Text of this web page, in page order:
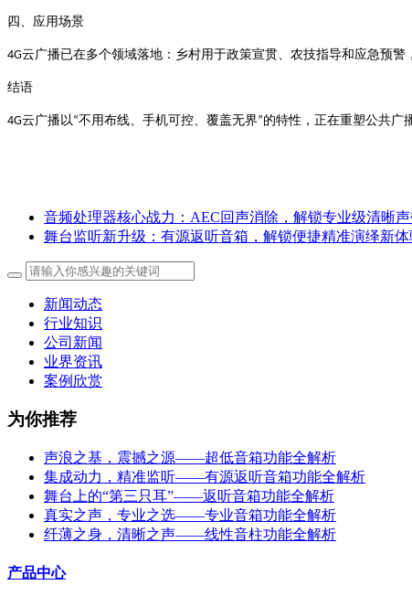
四、应用场景
4G云广播已在多个领域落地：乡村用于政策宣贯、农技指导和应急预警
结语
4G云广播以 “不用布线、手机可控、覆盖无界”的特性，正在重塑公共广
音频处理器核心战力：AEC回声消除，解锁专业级清晰
舞台监听新升级：有源返听音箱，解锁便捷精准演绎新体
新闻动态
行业知识
公司新闻
业界资讯
案例欣赏
为你推荐
声浪之基，震撼之源——超低音箱功能全解析
集成动力，精准监听——有源返听音箱功能全解析
舞台上的“第三只耳”——返听音箱功能全解析
真实之声，专业之选——专业音箱功能全解析
纤薄之身，清晰之声——线性音柱功能全解析
产品中心